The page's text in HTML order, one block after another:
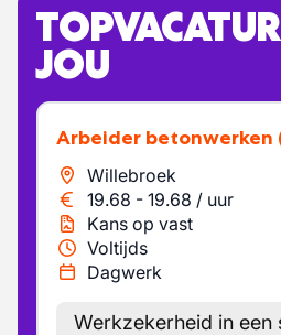
JOU
Arbeider betonwerken
Willebroek
19.68 - 19.68 / uur
Kans op vast
Voltijds
Dagwerk
Werkzekerheid in een